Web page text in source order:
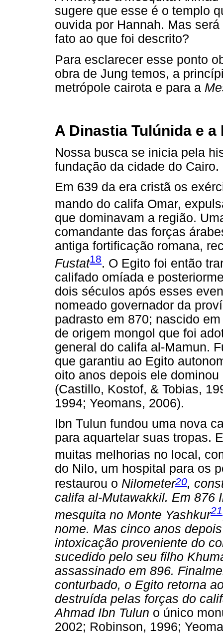
sugere que esse é o templo
ouvida por Hannah. Mas
fato ao que foi descrito?
Para esclarecer esse ponto
obra de Jung temos, a
metrópole cairota e para a
A Dinastia Tulúnida e
Nossa busca se inicia pela
fundação da cidade do Cairo.
Em 639 da era cristã os
mando do califa Omar,
que dominavam a região.
comandante das forças
antiga fortificação romana,
Fustat18. O Egito foi então
califado omíada e
dois séculos após esses
nomeado governador da
padrasto em 870; nascido
de origem mongol que foi
general do califa al-Mamun.
que garantiu ao Egito
oito anos depois ele
(Castillo, Kostof, & Tobias,
1994; Yeomans, 2006).
Ibn Tulun fundou uma nova
para aquartelar suas tropas.
muitas melhorias no local,
do Nilo, um hospital para os
restaurou o Nilometer20,
califa al-Mutawakkil. Em 876
mesquita no Monte Yashkur21
nome. Mas cinco anos
intoxicação proveniente do
sucedido pelo seu filho
assassinado em 896.
conturbado, o Egito retorna
destruída pelas forças do
Ahmad Ibn Tulun o único
2002; Robinson, 1996;